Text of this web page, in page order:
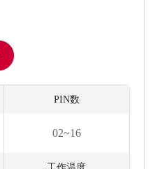
PIN数
02~16